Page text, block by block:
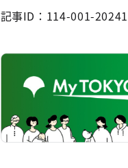
記事ID：114-001-